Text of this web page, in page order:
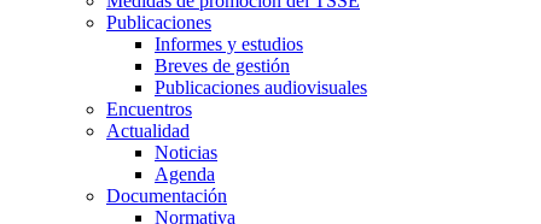
Publicaciones
Informes y estudios
Breves de gestión
Publicaciones audiovisuales
Encuentros
Actualidad
Noticias
Agenda
Documentación
Normativa